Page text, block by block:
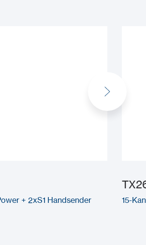
+ 2xS1 Handsender 15-